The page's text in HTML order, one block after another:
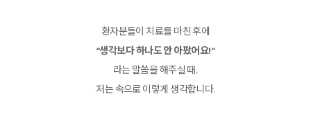
환자분들이 치료를 마친 후에
“생각보다 하나도 안 아팠어요!”
라는 말씀을 해주실 때,
저는 속으로 이렇게 생각합니다.